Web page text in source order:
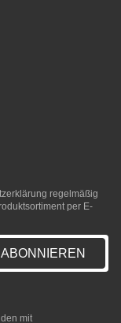
regelmäßig
per E-
ABONNIEREN